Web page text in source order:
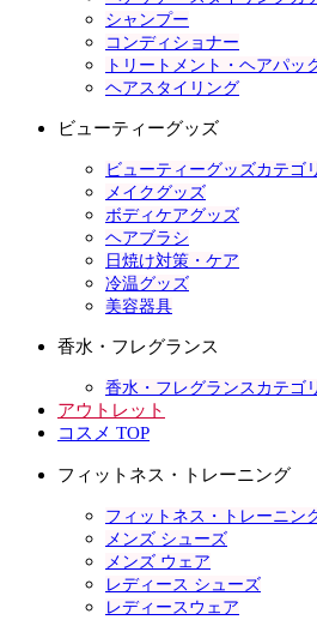
シャンプー
コンディショナー
トリートメント・ヘアパッ
ヘアスタイリング
ビューティーグッズ
ビューティーグッズカテゴ
メイクグッズ
ボディケアグッズ
ヘアブラシ
日焼け対策・ケア
冷温グッズ
美容器具
香水・フレグランス
香水・フレグランスカテゴ
アウトレット
コスメ TOP
フィットネス・トレーニング
フィットネス・トレーニン
メンズ シューズ
メンズ ウェア
レディース シューズ
レディースウェア